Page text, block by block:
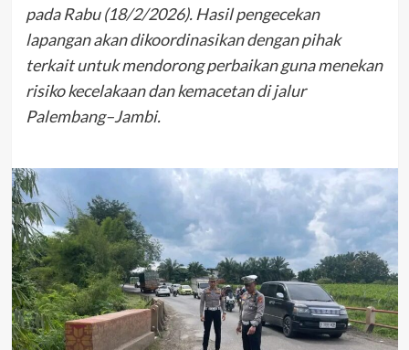
pada Rabu (18/2/2026). Hasil pengecekan
lapangan akan dikoordinasikan dengan pihak
terkait untuk mendorong perbaikan guna menekan
risiko kecelakaan dan kemacetan di jalur
Palembang–Jambi.